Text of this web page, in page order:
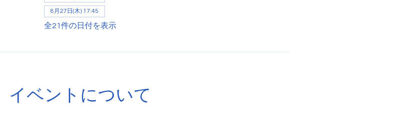
8月27日(木) 17:45
全21件の日付を表示
イベントについて